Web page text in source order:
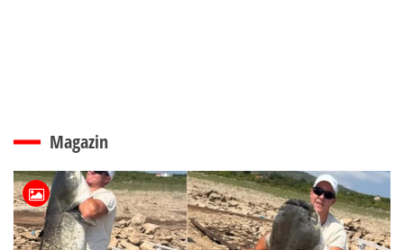
Magazin